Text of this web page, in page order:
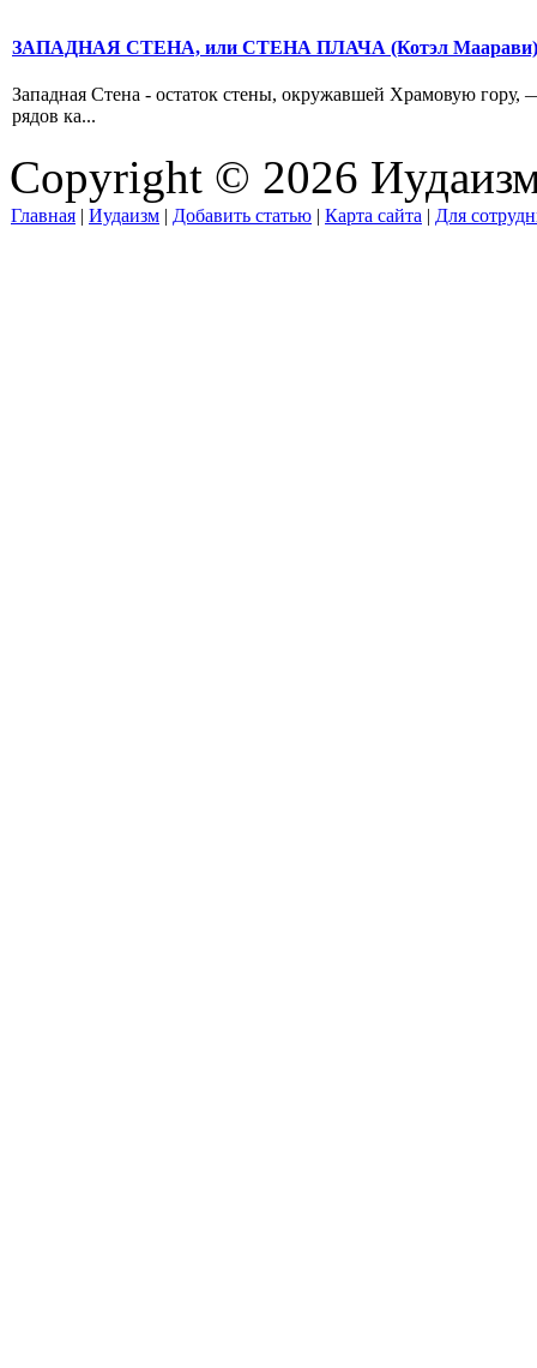
ЗАПАДНАЯ СТЕНА, или СТЕНА ПЛАЧА (Котэл Маарави)
Западная Стена - остаток стены, окружавшей Храмовую гору,
рядов ка...
Copyright © 2026
Главная | Иудаизм | Добавить статью | Карта сайта | Для